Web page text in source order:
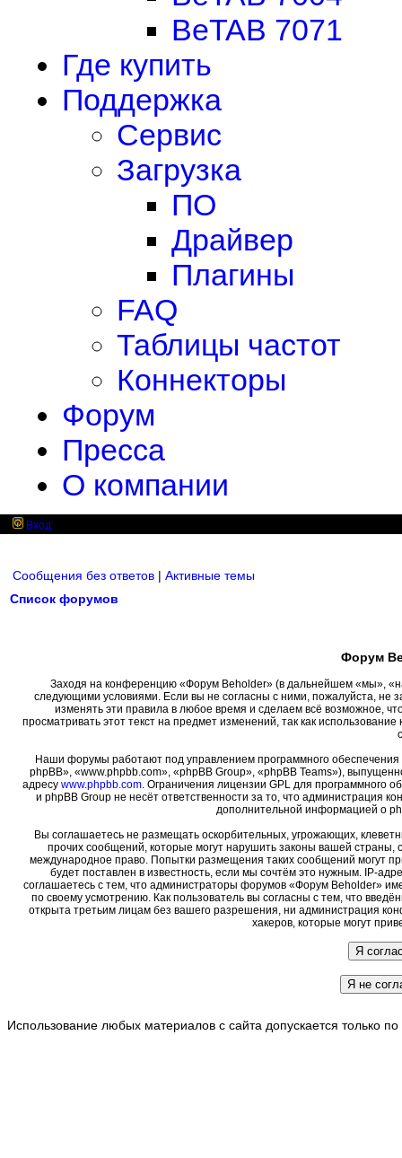
BeTAB 7071
Где купить
Поддержка
Сервис
Загрузка
ПО
Драйвер
Плагины
FAQ
Таблицы частот
Коннекторы
Форум
Пресса
О компании
Вход
Сообщения без ответов | Активные темы
Список форумов
Форум
Заходя на конференцию «Форум Beholder» (в дальнейшем «мы»,
следующими условиями. Если вы не согласны с ними, пожалуйста, не
изменять эти правила в любое время и сделаем всё возможное,
просматривать этот текст на предмет изменений, так как
Наши форумы работают под управлением программного
phpBB», «www.phpbb.com», «phpBB Group», «phpBB Teams»),
адресу www.phpbb.com. Ограничения лицензии GPL для программного
и phpBB Group не несёт ответственности за то, что администрация
дополнительной информацией о
Вы соглашаетесь не размещать оскорбительных, угрожающих,
прочих сообщений, которые могут нарушить законы вашей страны,
международное право. Попытки размещения таких сообщений могут
будет поставлен в известность, если мы сочтём это нужным. IP-
соглашаетесь с тем, что администраторы форумов «Форум Beholder»
по своему усмотрению. Как пользователь вы согласны с тем, что
открыта третьим лицам без вашего разрешения, ни администрация
хакеров, которые могут
Использование любых материалов с сайта допускается только